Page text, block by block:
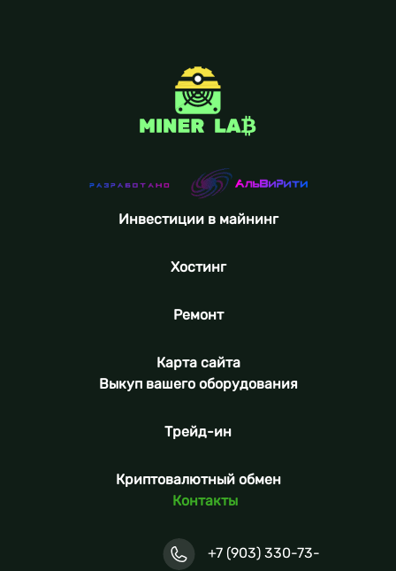
Инвестиции в майнинг
Хостинг
Ремонт
Карта сайта
Выкуп вашего оборудования
Трейд-ин
Криптовалютный обмен
Контакты
+7 (903) 330-73-